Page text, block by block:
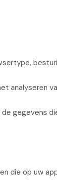
analyseren
gegevens
die op uw